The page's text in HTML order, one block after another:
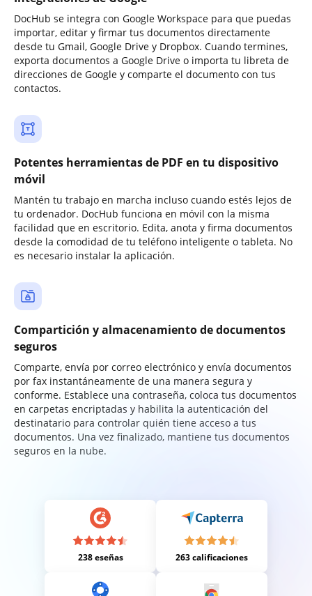
DocHub se integra con Google Workspace para que puedas
importar, editar y firmar tus documentos directamente
desde tu Gmail, Google Drive y Dropbox. Cuando termines,
exporta documentos a Google Drive o importa tu libreta de
direcciones de Google y comparte el documento con tus
contactos.
Potentes herramientas de PDF en tu dispositivo
móvil
Mantén tu trabajo en marcha incluso cuando estés lejos de
tu ordenador. DocHub funciona en móvil con la misma
facilidad que en escritorio. Edita, anota y firma documentos
desde la comodidad de tu teléfono inteligente o tableta. No
es necesario instalar la aplicación.
Compartición y almacenamiento de documentos
seguros
Comparte, envía por correo electrónico y envía documentos
por fax instantáneamente de una manera segura y
conforme. Establece una contraseña, coloca tus documentos
en carpetas encriptadas y habilita la autenticación del
destinatario para controlar quién tiene acceso a tus
documentos. Una vez finalizado, mantiene tus documentos
seguros en la nube.
238 eseñas 263 calificaciones